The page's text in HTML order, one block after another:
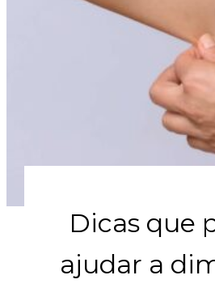
Dicas que
ajudar a